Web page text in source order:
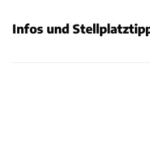
Infos und